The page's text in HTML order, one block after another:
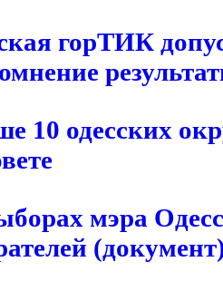
горТИК
10 одесских
мэра